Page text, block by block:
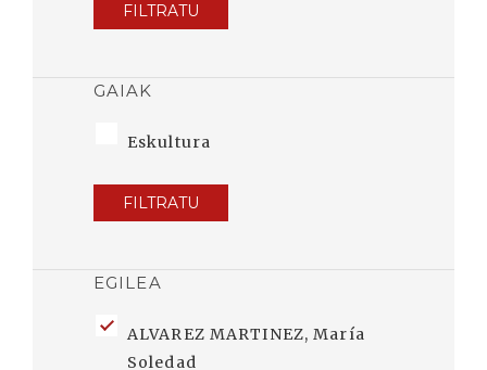
FILTRATU
GAIAK
Eskultura
FILTRATU
EGILEA
ALVAREZ MARTINEZ, María
Soledad